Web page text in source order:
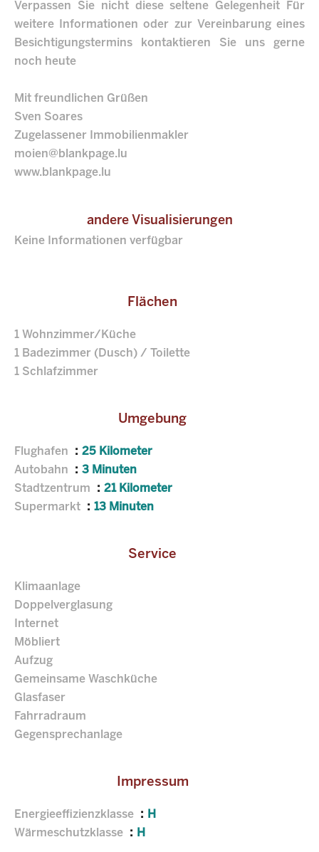
Verpassen Sie nicht diese seltene Gelegenheit Für
weitere Informationen oder zur Vereinbarung eines
Besichtigungstermins kontaktieren Sie uns gerne
noch heute
Mit freundlichen Grüßen
Sven Soares
Zugelassener Immobilienmakler
moien@blankpage.lu
www.blankpage.lu
andere Visualisierungen
Keine Informationen verfügbar
Flächen
1 Wohnzimmer/Küche
1 Badezimmer (Dusch) / Toilette
1 Schlafzimmer
Umgebung
Flughafen
25 Kilometer
Autobahn
3 Minuten
Stadtzentrum
21 Kilometer
Supermarkt
13 Minuten
Service
Klimaanlage
Doppelverglasung
Internet
Möbliert
Aufzug
Gemeinsame Waschküche
Glasfaser
Fahrradraum
Gegensprechanlage
Impressum
Energieeffizienzklasse
H
Wärmeschutzklasse
H